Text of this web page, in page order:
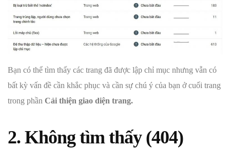
Bạn có thể tìm thấy các trang đã được lập chỉ mục nhưng vẫn có
bất kỳ vấn đề cần khắc phục và cần sự chú ý của bạn ở cuối trang
trong phần Cải thiện giao diện trang.
2. Không tìm thấy (404)